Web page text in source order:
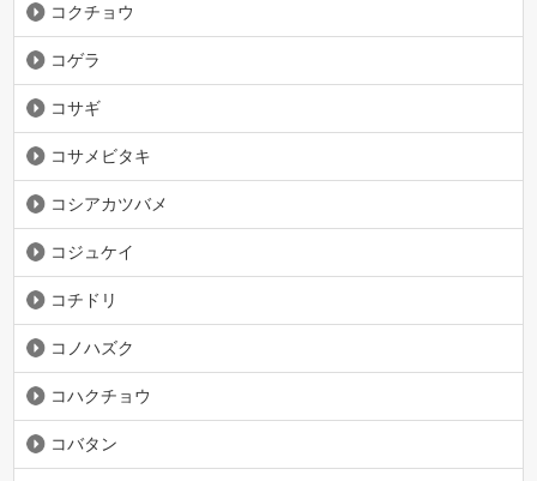
コクチョウ
コゲラ
コサギ
コサメビタキ
コシアカツバメ
コジュケイ
コチドリ
コノハズク
コハクチョウ
コバタン